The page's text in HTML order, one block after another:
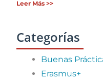
Leer Más >>
Categorías
Buenas
Erasmus+